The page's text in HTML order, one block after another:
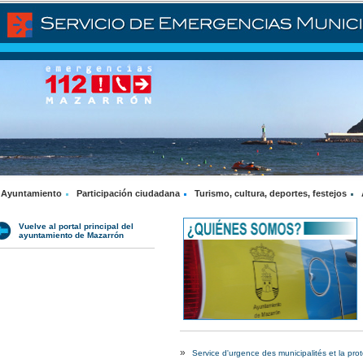
Ayuntamiento Participación ciudadana Turismo, cultura, deportes, festejos
Vuelve al portal principal del
ayuntamiento de Mazarrón
» Service d'urgence des municipalités et la